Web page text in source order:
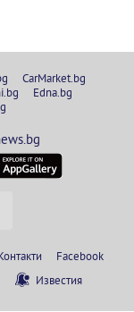
CarMarket.bg
Edna.bg
Facebook
Известия